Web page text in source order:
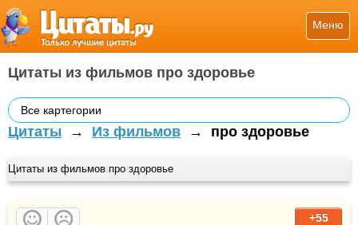
Меню
Цитаты из фильмов про здоровье
Все картегории
Цитаты → Из фильмов → про здоровье
Цитаты из фильмов про здоровье
+55